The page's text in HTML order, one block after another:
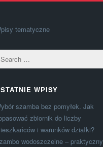
tematyczne
WPISY
szamba bez pomyłek. Jak
zbiornik do liczby
i warunków działki?
wodoszczelne – praktyczny